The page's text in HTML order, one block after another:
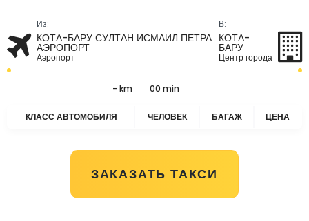
Из:
КОТА-БАРУ СУЛТАН ИСМАИЛ ПЕТРА
АЭРОПОРТ
Аэропорт
В:
КОТА-
БАРУ
Центр города
- km 00 min
КЛАСС АВТОМОБИЛЯ ЧЕЛОВЕК БАГАЖ ЦЕНА
ЗАКАЗАТЬ ТАКСИ